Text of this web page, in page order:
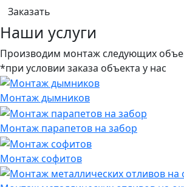
Заказать
Наши услуги
Производим монтаж следующих
*при условии заказа объекта у нас
Монтаж дымников
Монтаж парапетов на забор
Монтаж софитов